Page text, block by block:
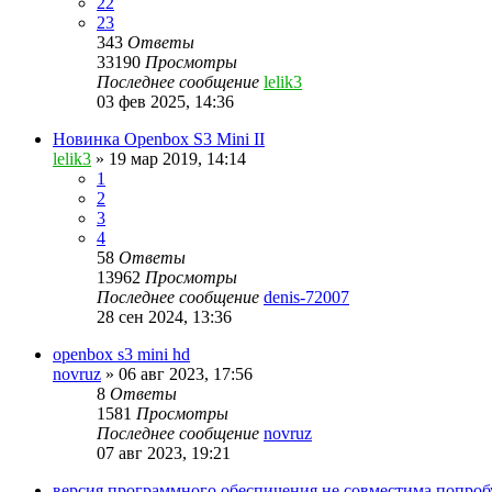
23
343 Ответы
33190 Просмотры
Последнее сообщение lelik3
03 фев 2025, 14:36
Новинка Openbox S3 Mini II
lelik3 » 19 мар 2019, 14:14
1
2
3
4
58 Ответы
13962 Просмотры
Последнее сообщение denis-72007
28 сен 2024, 13:36
openbox s3 mini hd
novruz » 06 авг 2023, 17:56
8 Ответы
1581 Просмотры
Последнее сообщение novruz
07 авг 2023, 19:21